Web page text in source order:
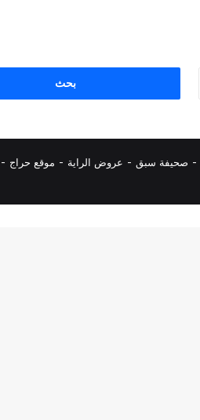
- صحيفة سبق - عروض الراية - موقع حراج -